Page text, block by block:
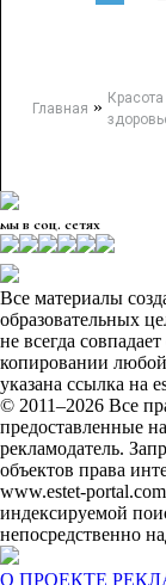
Главная » Красота
мы в соц. сетях
Все материалы
образовательных
не всегда
копировании
указана ссылка на
© 2011–2026 Все
предоставленные
рекламодатель.
объектов права
www.estet-
индексируемой
непосредственно
О ПРОЕКТЕ